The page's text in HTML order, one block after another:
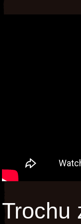
Trochu